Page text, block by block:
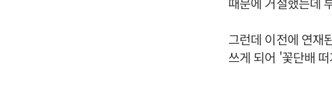
그런데 이전에 연재
쓰게 되어 '꽃단배